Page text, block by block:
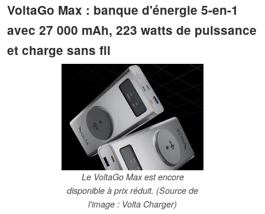
VoltaGo Max : banque d'énergie 5-en-1
avec 27 000 mAh, 223 watts de puissance
et charge sans fil
Le VoltaGo Max est encore
disponible à prix réduit. (Source de
l'image : Volta Charger)